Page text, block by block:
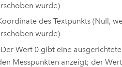
wurde)
des Textpunkts (Null,
wurde)
Der Wert 0 gibt eine
Messpunkten anzeigt; der